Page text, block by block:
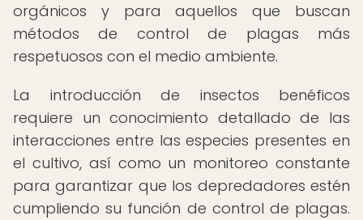
orgánicos y para aquellos que buscan
métodos de control de plagas más
respetuosos con el medio ambiente.
La introducción de insectos benéficos
requiere un conocimiento detallado de las
interacciones entre las especies presentes en
el cultivo, así como un monitoreo constante
para garantizar que los depredadores estén
cumpliendo su función de control de plagas.